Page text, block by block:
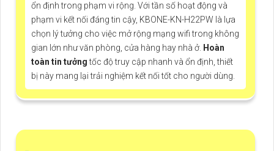
ổn định trong phạm vi rộng. Với tần số hoạt động và
phạm vi kết nối đáng tin cậy, KBONE-KN-H22PW là lựa
chọn lý tưởng cho việc mở rộng mạng wifi trong không
gian lớn như văn phòng, cửa hàng hay nhà ở. Hoàn
toàn tin tưởngtốc độ truy cập nhanh và ổn định, thiết
bị này mang lại trải nghiệm kết nối tốt cho người dùng.